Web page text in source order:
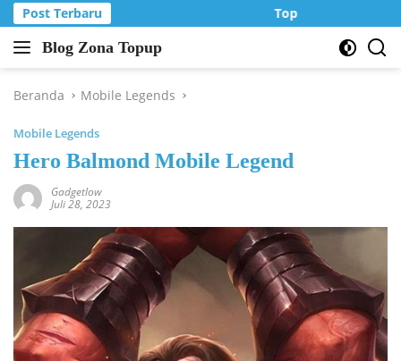
Langsung
ke
konten
Post Terbaru Top Up Murah di
Blog Zona Topup
Tips
Trik
game
online
Beranda Mobile Legends
Mobile Legends
Hero Balmond Mobile Legend
Gadgetlow
Juli 28, 2023